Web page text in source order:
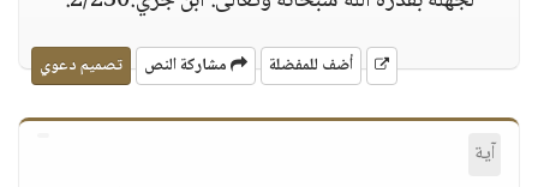
أضف للمفضلة مشاركة النص تصميم دعوي
آية